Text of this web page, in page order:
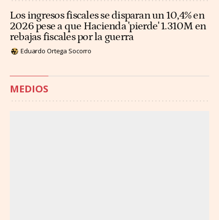
Los ingresos fiscales se disparan un 10,4% en
2026 pese a que Hacienda 'pierde' 1.310M en
rebajas fiscales por la guerra
Eduardo Ortega Socorro
MEDIOS